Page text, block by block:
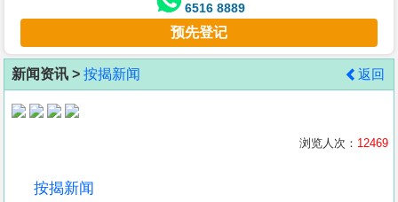
客
地
产
6516 8889
预先登记
新闻资讯 > 按揭新闻 返回
浏览人次： 12469
按揭新闻